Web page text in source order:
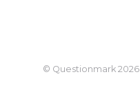
© Questionmark 2026